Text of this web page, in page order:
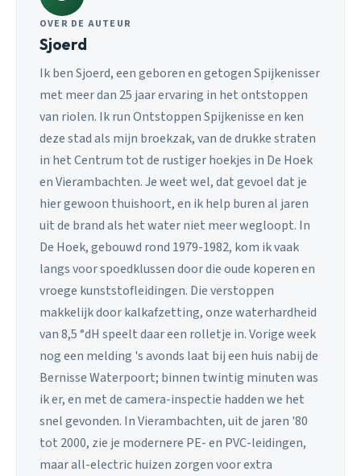
OVER DE AUTEUR
Sjoerd
Ik ben Sjoerd, een geboren en getogen Spijkenisser
met meer dan 25 jaar ervaring in het ontstoppen
van riolen. Ik run Ontstoppen Spijkenisse en ken
deze stad als mijn broekzak, van de drukke straten
in het Centrum tot de rustiger hoekjes in De Hoek
en Vierambachten. Je weet wel, dat gevoel dat je
hier gewoon thuishoort, en ik help buren al jaren
uit de brand als het water niet meer wegloopt. In
De Hoek, gebouwd rond 1979-1982, kom ik vaak
langs voor spoedklussen door die oude koperen en
vroege kunststofleidingen. Die verstoppen
makkelijk door kalkafzetting, onze waterhardheid
van 8,5 °dH speelt daar een rolletje in. Vorige week
nog een melding 's avonds laat bij een huis nabij de
Bernisse Waterpoort; binnen twintig minuten was
ik er, en met de camera-inspectie hadden we het
snel gevonden. In Vierambachten, uit de jaren '80
tot 2000, zie je modernere PE- en PVC-leidingen,
maar all-electric huizen zorgen voor extra